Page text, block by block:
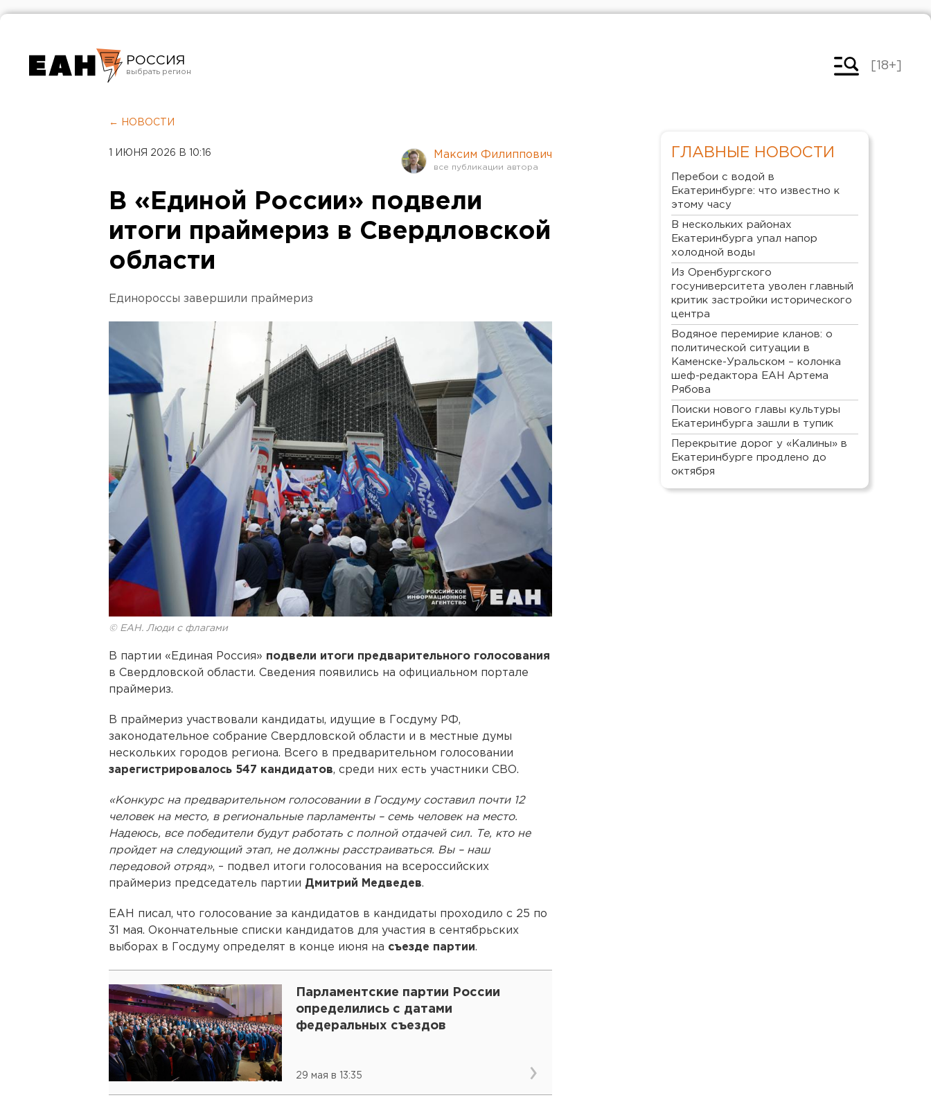
РОССИЯ
Челябинск
[18+]
← НОВОСТИ
1 ИЮНЯ 2026 В 10:16 Максим Филиппович
В «Единой России» подвели
итоги праймериз в Свердловской
области
Единороссы завершили праймериз
© ЕАН. Люди с флагами
В партии «Единая Россия» подвели итоги предварительного голосования
в Свердловской области. Сведения появились на официальном портале
праймериз.
В праймериз участвовали кандидаты, идущие в Госдуму РФ,
законодательное собрание Свердловской области и в местные думы
нескольких городов региона. Всего в предварительном голосовании
зарегистрировалось 547 кандидатов, среди них есть участники СВО.
«Конкурс на предварительном голосовании в Госдуму составил почти 12
человек на место, в региональные парламенты – семь человек на место.
Надеюсь, все победители будут работать с полной отдачей сил. Те, кто не
пройдет на следующий этап, не должны расстраиваться. Вы – наш
передовой отряд», – подвел итоги голосования на всероссийских
праймериз председатель партии Дмитрий Медведев.
ЕАН писал, что голосование за кандидатов в кандидаты проходило с 25 по
31 мая. Окончательные списки кандидатов для участия в сентябрьских
выборах в Госдуму определят в конце июня на съезде партии.
Парламентские партии России
определились с датами
федеральных съездов
29 мая в 13:35
ГЛАВНЫЕ НОВОСТИ
Перебои с водой в
Екатеринбурге: что известно к
этому часу
В нескольких районах
Екатеринбурга упал напор
холодной воды
Из Оренбургского
госуниверситета уволен главный
критик застройки исторического
центра
Водяное перемирие кланов: о
политической ситуации в
Каменске-Уральском – колонка
шеф-редактора ЕАН Артема
Рябова
Поиски нового главы культуры
Екатеринбурга зашли в тупик
Перекрытие дорог у «Калины» в
Екатеринбурге продлено до
октября